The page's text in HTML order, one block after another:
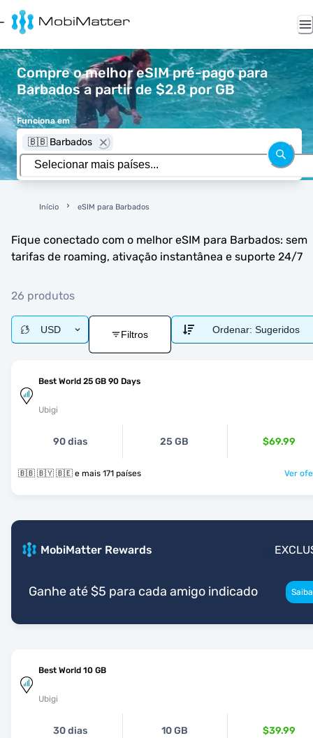
Compre o melhor eSIM pré-pago para
Barbados a partir de $2.8 por GB
Funciona em
🇧🇧 Barbados
Início eSIM para Barbados
Fique conectado com o melhor eSIM para Barbados: sem
tarifas de roaming, ativação instantânea e suporte 24/7
26 produtos
USD Filtros Ordenar: Sugeridos
Best World 25 GB 90 Days
Ubigi
90 dias 25 GB $69.99
🇧🇧 🇧🇾 🇧🇪 e mais 171 países Ver
MobiMatter Rewards
Ganhe até $5 para cada amigo indicado
Best World 10 GB
Ubigi
30 dias 10 GB $39.99